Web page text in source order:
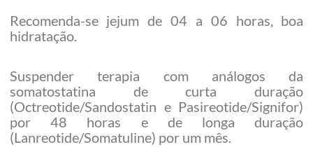
Recomenda-se jejum de 04 a 06 horas, boa
hidratação.
Suspender terapia com análogos da
somatostatina de curta duração
(Octreotide/Sandostatin e Pasireotide/Signifor)
por 48 horas e de longa duração
(Lanreotide/Somatuline) por um mês.